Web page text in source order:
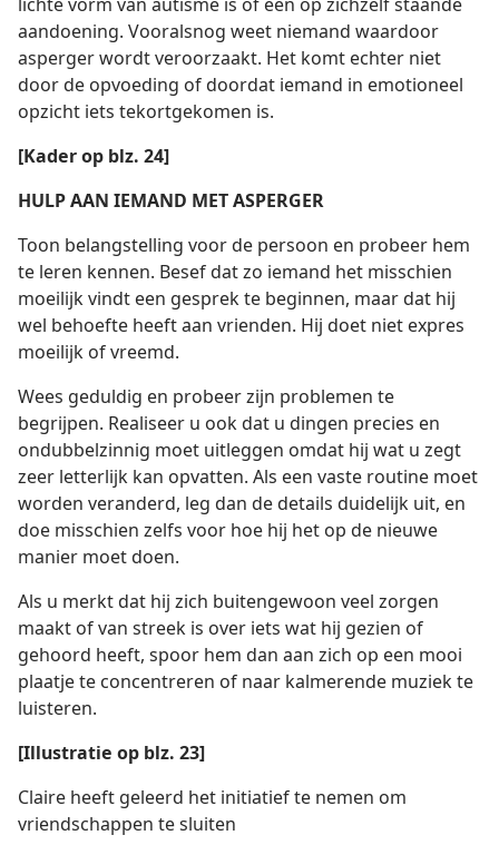
aandoening. Vooralsnog weet niemand waardoor
asperger wordt veroorzaakt. Het komt echter niet
door de opvoeding of doordat iemand in emotioneel
opzicht iets tekortgekomen is.
[Kader op blz. 24]
HULP AAN IEMAND MET ASPERGER
Toon belangstelling voor de persoon en probeer hem
te leren kennen. Besef dat zo iemand het misschien
moeilijk vindt een gesprek te beginnen, maar dat hij
wel behoefte heeft aan vrienden. Hij doet niet expres
moeilijk of vreemd.
Wees geduldig en probeer zijn problemen te
begrijpen. Realiseer u ook dat u dingen precies en
ondubbelzinnig moet uitleggen omdat hij wat u zegt
zeer letterlijk kan opvatten. Als een vaste routine moet
worden veranderd, leg dan de details duidelijk uit, en
doe misschien zelfs voor hoe hij het op de nieuwe
manier moet doen.
Als u merkt dat hij zich buitengewoon veel zorgen
maakt of van streek is over iets wat hij gezien of
gehoord heeft, spoor hem dan aan zich op een mooi
plaatje te concentreren of naar kalmerende muziek te
luisteren.
[Illustratie op blz. 23]
Claire heeft geleerd het initiatief te nemen om
vriendschappen te sluiten